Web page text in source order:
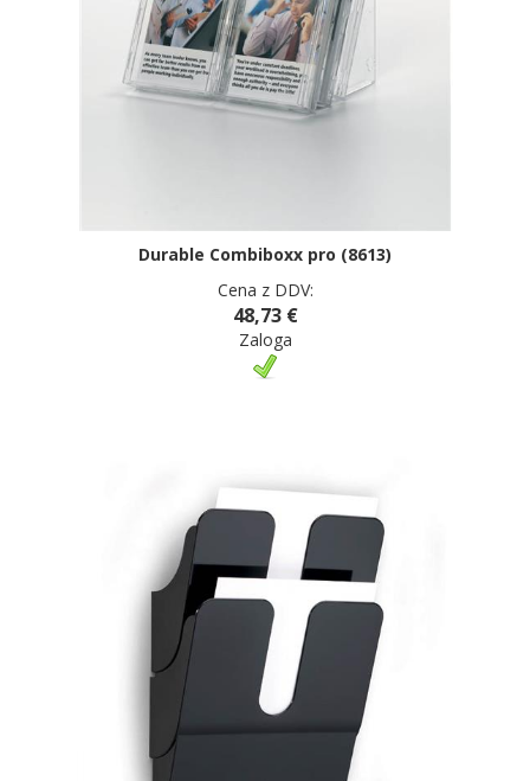
Durable Combiboxx pro (8613)
Cena z DDV:
48,73 €
Zaloga